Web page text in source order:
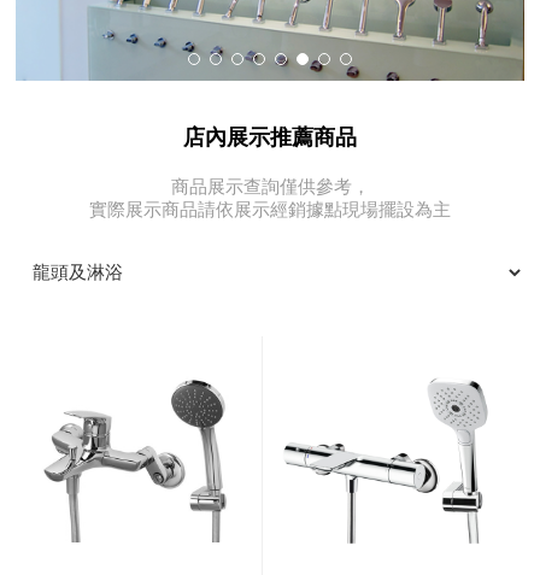
店內展示推薦商品
商品展示查詢僅供參考，
實際展示商品請依展示經銷據點現場擺設為主